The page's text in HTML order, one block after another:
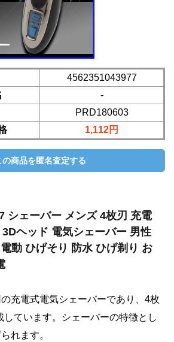
4562351043977
-
PRD180603
1,112円
シェーバー メンズ 4枚刃 充電
ヘッド 電気シェーバー 男性
動 ひげそり 防水 ひげ剃り お
充電式電気シェーバーであり、4枚
しています。シェーバーの特徴とし
れます。